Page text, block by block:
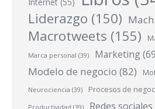
Liderazgo (150)
Macrotweets (155)
Marca personal (39) Marketing
Modelo de negocio (82)
Neurociencia (39) Procesos de
Productividad (39) Redes sociales